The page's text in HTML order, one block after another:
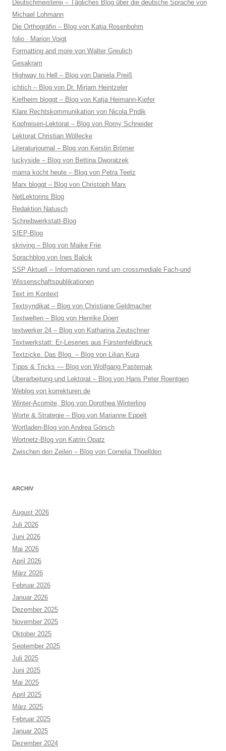
Deutschmeisterei – Tägliches Blog über die deutsche Sprache von
Michael Lohmann
Die Orthogräfin – Blog von Katja Rosenbohm
folio · Marion Voigt
Formatting and more von Walter Greulich
Gesakram
Highway to Hell – Blog von Daniela Preiß
ichtich – Blog von Dr. Mirjam Heintzeler
Kiefheim bloggt – Blog von Katja Heimann-Kiefer
Klare Rechtskommunikation von Nicola Pridik
Kopfreisen-Lektorat – Blog von Romy Schneider
Lektorat Christian Wöllecke
Literaturjournal – Blog von Kerstin Brömer
luckyside – Blog von Bettina Dworatzek
mama kocht heute – Blog von Petra Teetz
Marx bloggt – Blog von Christoph Marx
NetLektorins Blog
Redaktion Natusch
Schreibwerkstatt-Blog
SfEP-Blog
skriving – Blog von Maike Frie
Sprachblog von Ines Balcik
SSP Aktuell – Informationen rund um crossmediale Fach-und
Wissenschaftspublikationen
Text im Kontext
Textsyndikat – Blog von Christiane Geldmacher
Textwelten – Blog von Henrike Doerr
textwerker 24 – Blog von Katharina Zeutschner
Textwerkstatt: Er-Lesenes aus Fürstenfeldbruck
Textzicke. Das Blog. – Blog von Lilian Kura
Tipps & Tricks — Blog von Wolfgang Pasternak
Überarbeitung und Lektorat – Blog von Hans Peter Roentgen
Weblog von korrekturen.de
Winter-Acomite, Blog von Dorothea Winterling
Worte & Strategie – Blog von Marianne Eppelt
Wortladen-Blog von Andrea Görsch
Wortnetz-Blog von Katrin Opatz
Zwischen den Zeilen – Blog von Cornelia Thoellden
ARCHIV
August 2026
Juli 2026
Juni 2026
Mai 2026
April 2026
März 2026
Februar 2026
Januar 2026
Dezember 2025
November 2025
Oktober 2025
September 2025
Juli 2025
Juni 2025
Mai 2025
April 2025
März 2025
Februar 2025
Januar 2025
Dezember 2024